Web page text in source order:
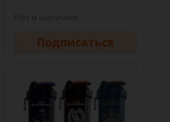
Подписаться